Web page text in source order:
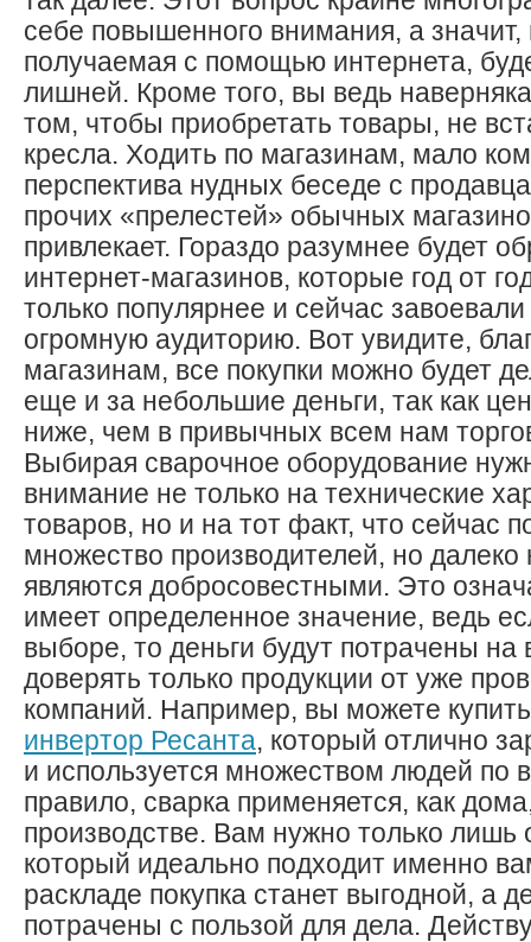
себе повышенного внимания, а
получаемая с помощью интернета,
лишней. Кроме того, вы ведь
том, чтобы приобретать товары, не
кресла. Ходить по магазинам, мало
перспектива нудных беседе с
прочих «прелестей» обычных
привлекает. Гораздо разумнее будет
интернет-магазинов, которые год от
только популярнее и сейчас
огромную аудиторию. Вот увидите,
магазинам, все покупки можно будет
еще и за небольшие деньги, так как
ниже, чем в привычных всем нам
Выбирая сварочное оборудование
внимание не только на технические
товаров, но и на тот факт, что сейчас
множество производителей, но далеко
являются добросовестными. Это
имеет определенное значение, ведь
выборе, то деньги будут потрачены на
доверять только продукции от уже
компаний. Например, вы можете
инвертор Ресанта, который отлично
и используется множеством людей по
правило, сварка применяется, как
производстве. Вам нужно только лишь
который идеально подходит именно
раскладе покупка станет выгодной, а
потрачены с пользой для дела.